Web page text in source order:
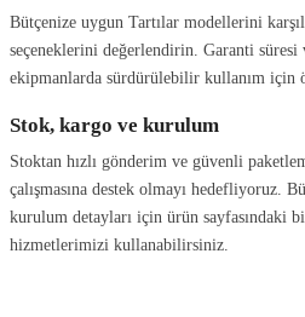
Bütçenize uygun Tartılar modellerini
seçeneklerini değerlendirin. Garanti
ekipmanlarda sürdürülebilir kullanım için
Stok, kargo ve kurulum
Stoktan hızlı gönderim ve güvenli
çalışmasına destek olmayı hedefliyoruz.
kurulum detayları için ürün sayfasındaki
hizmetlerimizi kullanabilirsiniz.